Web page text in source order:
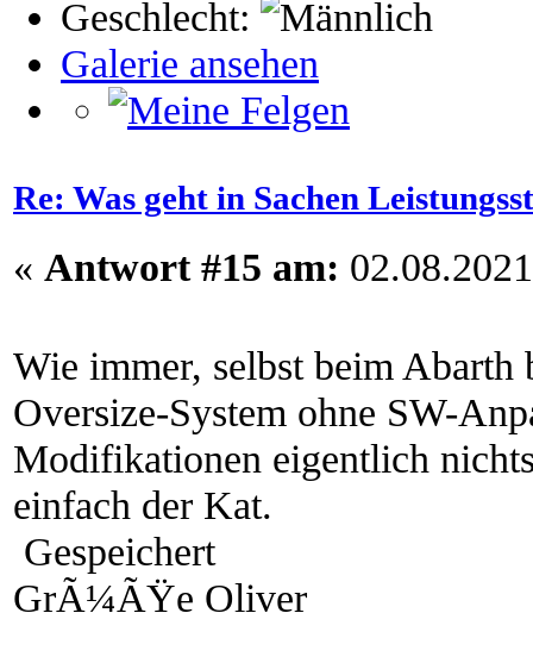
Geschlecht:
Galerie ansehen
Re: Was geht in Sachen
« Antwort #15 am:
Wie immer, selbst beim Abarth
Oversize-System ohne SW-
Modifikationen eigentlich
einfach der Kat.
Gespeichert
GrÃ¼ÃŸe Oliver